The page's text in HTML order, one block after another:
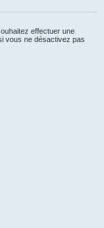
effectuer une
vous ne désactivez pas